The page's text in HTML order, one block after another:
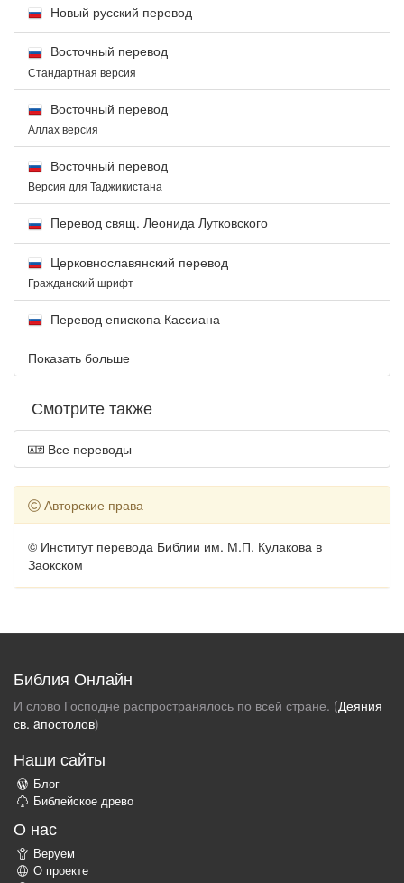
Новый русский перевод
Восточный перевод
Стандартная версия
Восточный перевод
Аллах версия
Восточный перевод
Версия для Таджикистана
Перевод свящ. Леонида Лутковского
Церковнославянский перевод
Гражданский шрифт
Перевод епископа Кассиана
Показать больше
Смотрите также
Все переводы
Авторские права
© Институт перевода Библии им. М.П. Кулакова в
Заокском
Библия Онлайн
И слово Господне распространялось по всей стране. (Деяния
св. aпостолов)
Наши сайты
Блог
Библейское древо
О нас
Веруем
О проекте